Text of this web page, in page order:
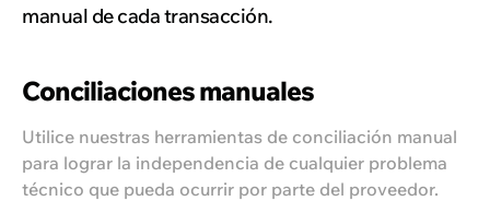
manual de cada transacción.
Conciliaciones manuales
Utilice nuestras herramientas de conciliación manual
para lograr la independencia de cualquier problema
técnico que pueda ocurrir por parte del proveedor.